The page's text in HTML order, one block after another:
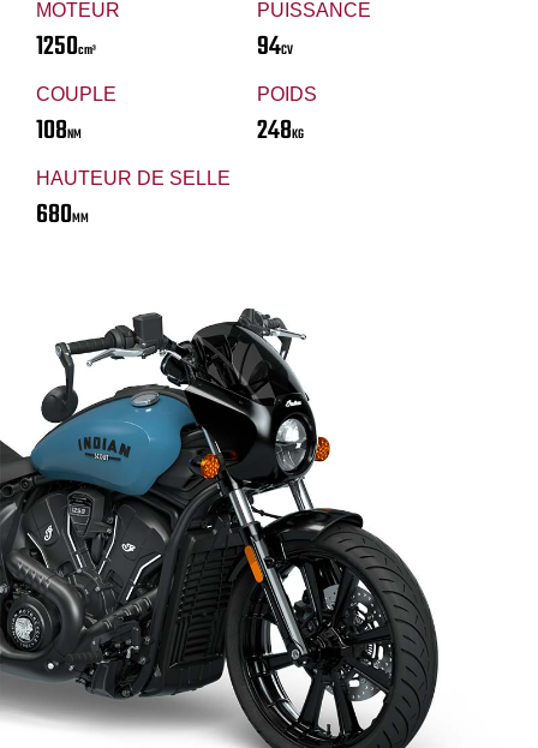
MOTEUR
1250cm³
PUISSANCE
94CV
COUPLE
108NM
POIDS
248KG
HAUTEUR DE SELLE
680MM